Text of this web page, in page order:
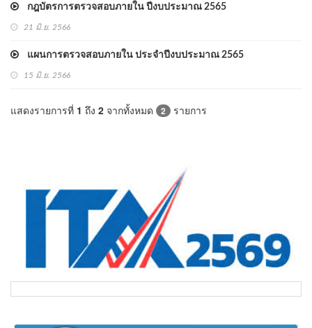
กฎบัตรการตรวจสอบภายใน ปีงบประมาณ 2565
21 มิ.ย. 2566
แผนการตรวจสอบภายใน ประจำปีงบประมาณ 2565
15 มิ.ย. 2566
แสดงรายการที่ 1 ถึง 2 จากทั้งหมด 2 รายการ